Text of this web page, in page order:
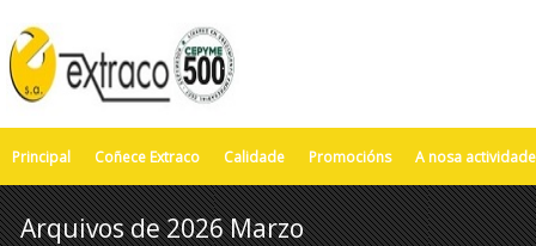
Principal Coñece Extraco Calidade Promocións A nosa actividade
Arquivos de 2026 Marzo